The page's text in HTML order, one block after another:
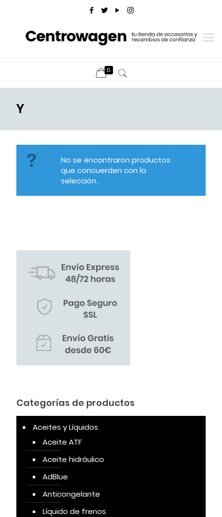
0
Y
No se encontraron productos
que concuerden con la
selección.
Categorías de productos
Aceites y Líquidos
Aceite ATF
Aceite hidráulico
AdBlue
Anticongelante
Líquido de frenos